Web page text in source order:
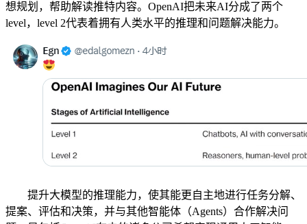
想规划，帮助解读推特内容。OpenAI把未来AI分成了两个
level，level 2代表着拥有人类水平的推理和问题解决能力。
提升大模型的推理能力，使其能更自主地进行任务分解、
提案、评估和决策，并与其他智能体（Agents）合作解决问